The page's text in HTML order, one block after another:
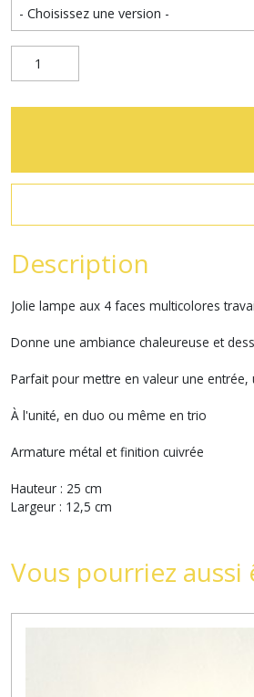
Description
Jolie lampe aux 4 faces multicolores
Donne une ambiance chaleureuse et
Parfait pour mettre en valeur une entrée,
À l'unité, en duo ou même en trio
Armature métal et finition cuivrée
Hauteur : 25 cm
Largeur : 12,5 cm
Vous pourriez